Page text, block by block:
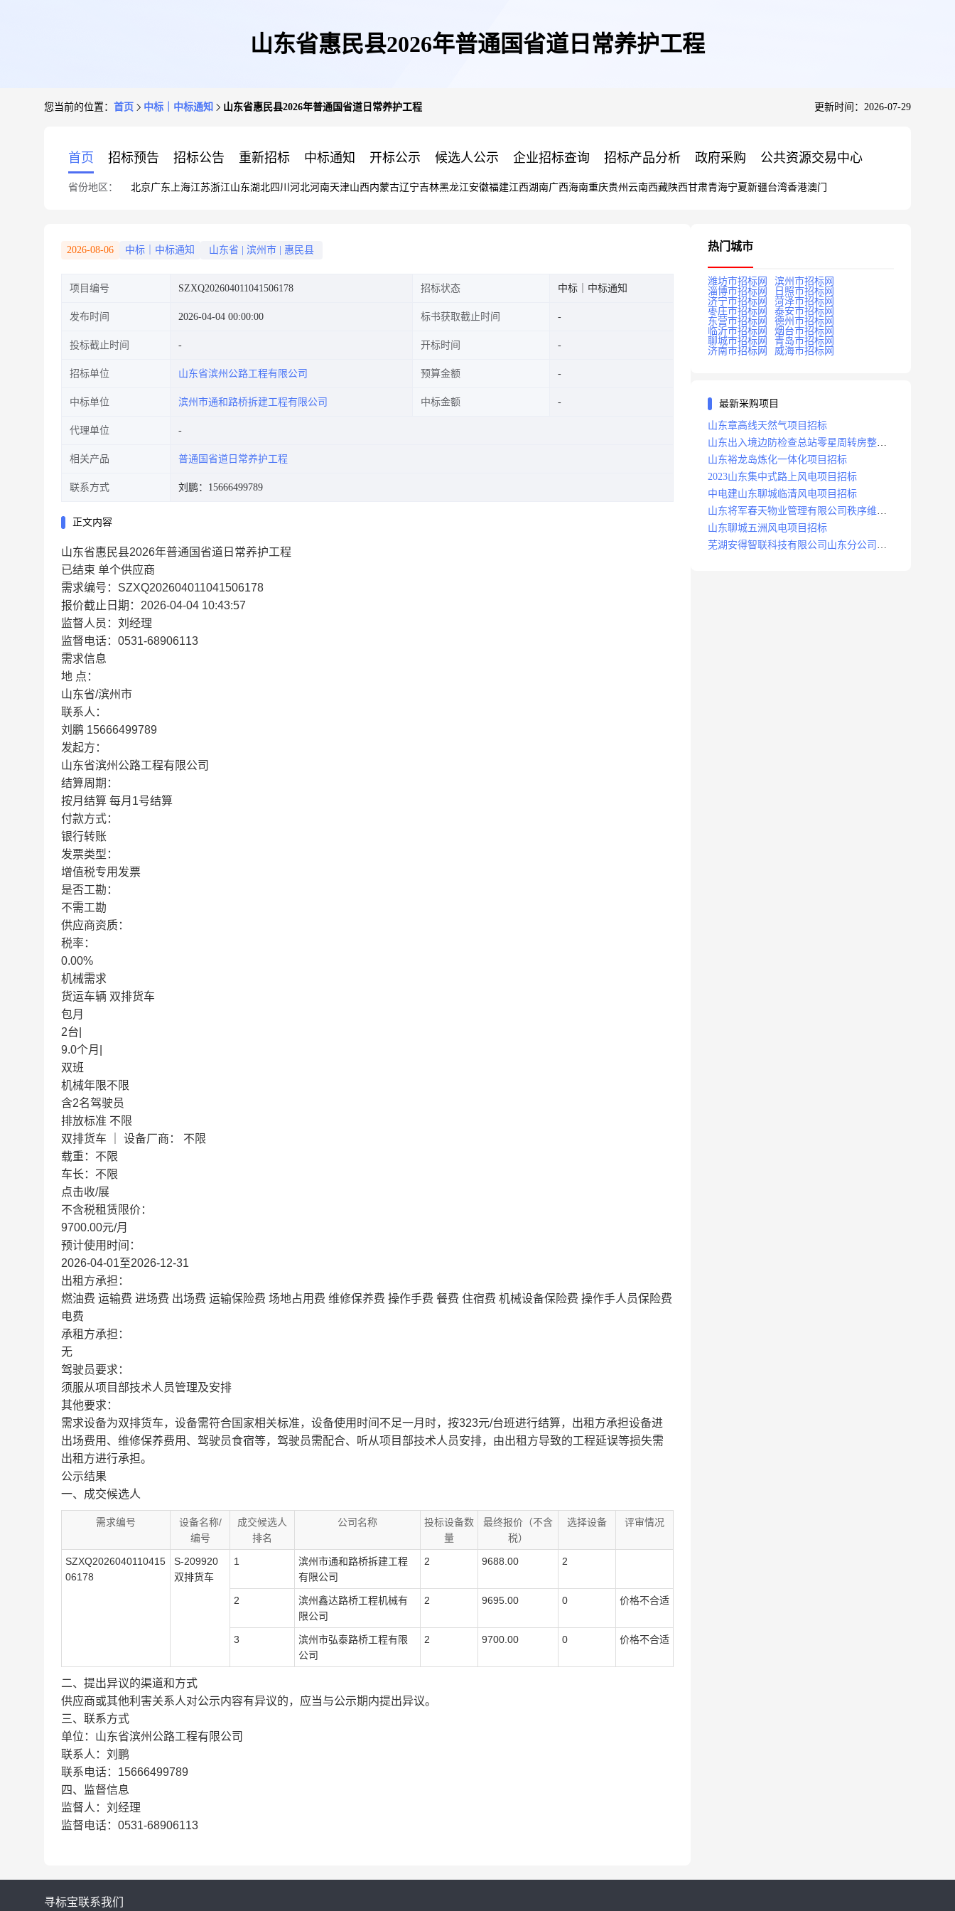
山东省惠民县2026年普通国省道日常养护工程
您当前的位置： 首页 中标｜中标通知 山东省惠民县2026年普通国省道日常养护工程 更新时间：2026-07-29
首页 招标预告 招标公告 重新招标 中标通知 开标公示 候选人公示 企业招标查询 招标产品分析 政府采购 公共资源交易中心
省份地区： 北京广东 上海江苏浙江山东湖北四川 河北河南天津山西内蒙古辽宁吉林黑龙江安徽福建江西湖南广西海南重庆贵州 云南西藏陕西甘肃青海宁夏新疆台湾香港澳门
2026-08-06 中标｜中标通知 山东省 滨州市 惠民县
项目编号 SZXQ202604011041506178 招标状态 中标｜中标通知
发布时间 2026-04-04 00:00:00 标书获取截止时间
投标截止时间 开标时间
招标单位 山东省滨州公路工程有限公司 预算金额
中标单位 滨州市通和路桥拆建工程有限公司 中标金额
代理单位
相关产品 普通国省道日常养护工程
联系方式 刘鹏：15666499789
正文内容
山东省惠民县2026年普通国省道日常养护工程
已结束 单个供应商
需求编号：SZXQ202604011041506178
报价截止日期：2026-04-04 10:43:57
监督人员：刘经理
监督电话：0531-68906113
需求信息
地 点：
山东省/滨州市
联系人：
刘鹏 15666499789
发起方：
山东省滨州公路工程有限公司
结算周期：
按月结算 每月1号结算
付款方式：
银行转账
发票类型：
增值税专用发票
是否工勘：
不需工勘
供应商资质：
税率：
0.00%
机械需求
货运车辆 双排货车
包月
2台|
9.0个月|
双班
机械年限不限
含2名驾驶员
排放标准 不限
双排货车 ｜ 设备厂商： 不限
载重：不限
车长：不限
点击收/展
不含税租赁限价：
9700.00元/月
预计使用时间：
2026-04-01至2026-12-31
出租方承担：
燃油费 运输费 进场费 出场费 运输保险费 场地占用费 维修保养费 操作手费 餐费 住宿费 机械设备保险费 操作手人员保险费
电费
承租方承担：
无
驾驶员要求：
须服从项目部技术人员管理及安排
其他要求：
需求设备为双排货车，设备需符合国家相关标准，设备使用时间不足一月时，按323元/台班进行结算，出租方承担设备进
出场费用、维修保养费用、驾驶员食宿等，驾驶员需配合、听从项目部技术人员安排，由出租方导致的工程延误等损失需
出租方进行承担。
公示结果
一、成交候选人
需求编号
设备名称/
编号
成交候选人
排名
公司名称
投标设备数
量
最终报价（不含
税）
选择设备 评审情况
SZXQ2026040110415
06178
S-209920
双排货车
1
滨州市通和路桥拆建工程
有限公司
2 9688.00 2
2
滨州鑫达路桥工程机械有
限公司
2 9695.00 0 价格不合适
3
滨州市弘泰路桥工程有限
公司
2 9700.00 0 价格不合适
二、提出异议的渠道和方式
供应商或其他利害关系人对公示内容有异议的，应当与公示期内提出异议。
三、联系方式
单位：山东省滨州公路工程有限公司
联系人：刘鹏
联系电话：15666499789
四、监督信息
监督人：刘经理
监督电话：0531-68906113
热门城市
潍坊市招标网
滨州市招标网
淄博市招标网
日照市招标网
济宁市招标网
菏泽市招标网
枣庄市招标网
泰安市招标网
东营市招标网
德州市招标网
临沂市招标网
烟台市招标网
聊城市招标网
青岛市招标网
济南市招标网
威海市招标网
最新采购项目
山东章高线天然气项目招标
山东出入境边防检查总站零星周转房整修
项目招标中标
山东裕龙岛炼化一体化项目招标
2023山东集中式路上风电项目招标
中电建山东聊城临清风电项目招标
山东将军春天物业管理有限公司秩序维护
服务项目招标公告
山东聊城五洲风电项目招标
芜湖安得智联科技有限公司山东分公司济
寻标宝联系我们